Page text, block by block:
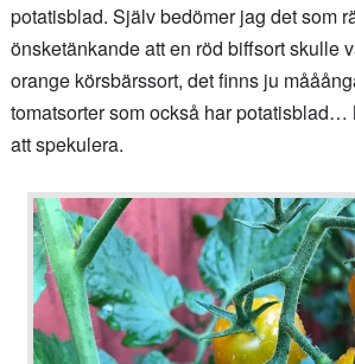
potatisblad. Själv bedömer jag det som
önsketänkande att en röd biffsort skulle
orange körsbärssort, det finns ju
tomatsorter som också har potatisblad…
att spekulera.